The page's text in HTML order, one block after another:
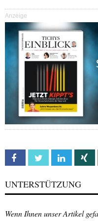
Anzeige
Facebook Twitter Linkedin
UNTERSTÜTZUNG
Wenn Ihnen unser Artikel